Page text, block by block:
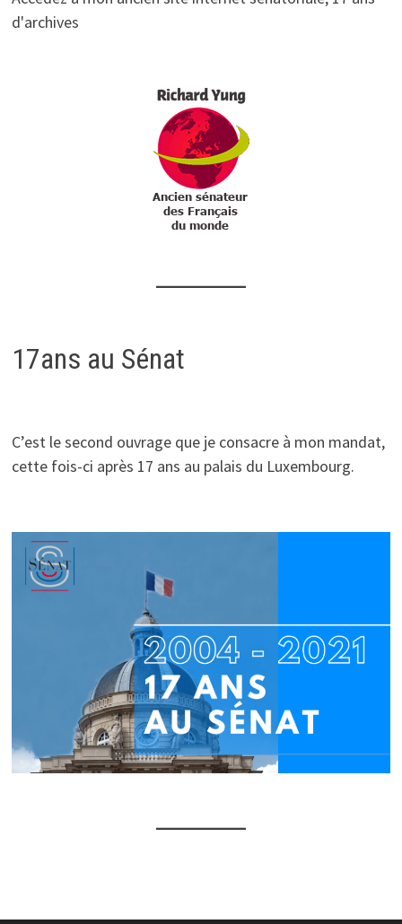
d'archives
17ans au Sénat
C’est le second ouvrage que je consacre à mon mandat,
cette fois-ci après 17 ans au palais du Luxembourg.